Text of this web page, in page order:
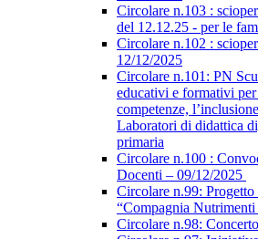
Circolare n.103 :
del 12.12.25 - per le
Circolare n.102 :
12/12/2025
Circolare n.101: PN
educativi e formativi
competenze,
Laboratori di didattica
primaria
Circolare n.100 :
Docenti – 09/12/2025
Circolare n.99:
“Compagnia Nutrimenti
Circolare n.98: